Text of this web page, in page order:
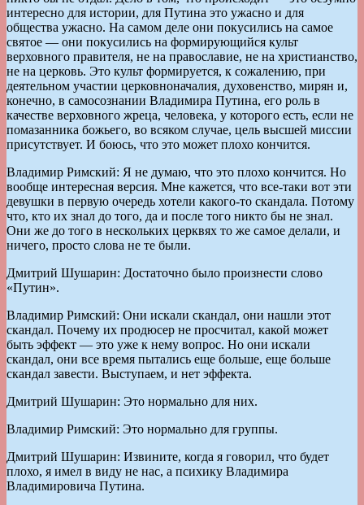
интересно для истории, для Путина это ужасно и для
общества ужасно. На самом деле они покусились на самое
святое — они покусились на формирующийся культ
верховного правителя, не на православие, не на христианство,
не на церковь. Это культ формируется, к сожалению, при
деятельном участии церковноначалия, духовенство, мирян и,
конечно, в самосознании Владимира Путина, его роль в
качестве верховного жреца, человека, у которого есть, если не
помазанника божьего, во всяком случае, цель высшей миссии
присутствует. И боюсь, что это может плохо кончится.
Владимир Римский: Я не думаю, что это плохо кончится. Но
вообще интересная версия. Мне кажется, что все-таки вот эти
девушки в первую очередь хотели какого-то скандала. Потому
что, кто их знал до того, да и после того никто бы не знал.
Они же до того в нескольких церквях то же самое делали, и
ничего, просто слова не те были.
Дмитрий Шушарин: Достаточно было произнести слово
«Путин».
Владимир Римский: Они искали скандал, они нашли этот
скандал. Почему их продюсер не просчитал, какой может
быть эффект — это уже к нему вопрос. Но они искали
скандал, они все время пытались еще больше, еще больше
скандал завести. Выступаем, и нет эффекта.
Дмитрий Шушарин: Это нормально для них.
Владимир Римский: Это нормально для группы.
Дмитрий Шушарин: Извините, когда я говорил, что будет
плохо, я имел в виду не нас, а психику Владимира
Владимировича Путина.